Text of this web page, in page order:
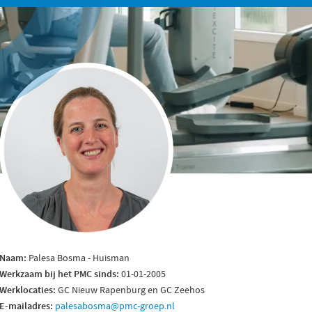
Naam: Palesa Bosma - Huisman
Werkzaam bij het PMC sinds: 01-01-2005
Werklocaties:GC Nieuw Rapenburg en GC Zeehos
E-mailadres: palesabosma@pmc-groep.nl